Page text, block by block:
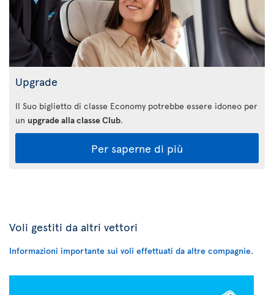
Upgrade
Il Suo biglietto di classe Economy potrebbe essere idoneo per
un upgrade alla classe Club.
Per saperne di più
Voli gestiti da altri vettori
Informazioni importante sui voli effettuati da altre compagnie.